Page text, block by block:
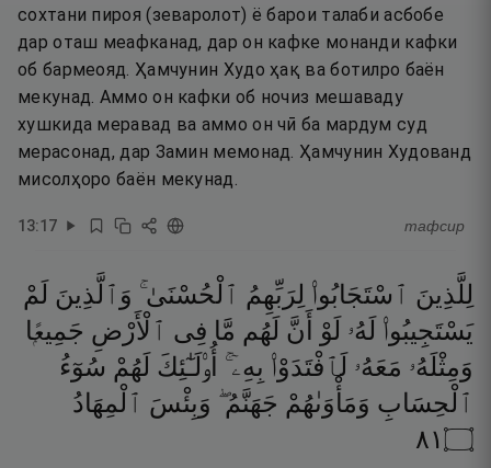
сохтани пироя (зеваролот) ё барои талаби асбобе
дар оташ меафканад, дар он кафке монанди кафки
об бармеояд. Ҳамчунин Худо ҳақ ва ботилро баён
мекунад. Аммо он кафки об ночиз мешаваду
хушкида меравад ва аммо он чӣ ба мардум суд
мерасонад, дар Замин мемонад. Ҳамчунин Худованд
мисолҳоро баён мекунад.
13:17 тафсир
لِلَّذِينَ ٱسْتَجَابُوا۟ لِرَبِّهِمُ ٱلْحُسْنَىٰ ۚ وَٱلَّذِينَ لَمْ
يَسْتَجِيبُوا۟ لَهُۥ لَوْ أَنَّ لَهُم مَّا فِى ٱلْأَرْضِ جَمِيعًۭا
وَمِثْلَهُۥ مَعَهُۥ لَٱفْتَدَوْا۟ بِهِۦٓ ۚ أُو۟لَـٰٓئِكَ لَهُمْ سُوٓءُ
ٱلْحِسَابِ وَمَأْوَىٰهُمْ جَهَنَّمُ ۖ وَبِئْسَ ٱلْمِهَادُ
۝١٨